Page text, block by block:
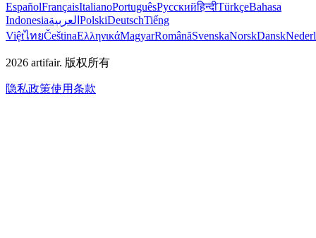
EspañolFrançaisItalianoPortuguêsРусскийहिन्दीTürkçeBahasa
Indonesiaالعربية PolskiDeutschTiếng
ViệtไทยČeštinaΕλληνικάMagyarRomânăSvenskaNorskDansk
2026 artifair. 版权所有
隐私政策使用条款